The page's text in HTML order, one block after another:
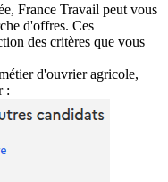
France Travail peut vous
d'offres. Ces
des critères que vous
d'ouvrier agricole,
: